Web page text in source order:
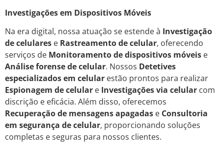
Investigações em Dispositivos Móveis
Na era digital, nossa atuação se estende à Investigação
de celulares e Rastreamento de celular, oferecendo
serviços de Monitoramento de dispositivos móveis e
Análise forense de celular. Nossos Detetives
especializados em celular estão prontos para realizar
Espionagem de celular e Investigações via celular com
discrição e eficácia. Além disso, oferecemos
Recuperação de mensagens apagadas e Consultoria
em segurança de celular, proporcionando soluções
completas e seguras para nossos clientes.